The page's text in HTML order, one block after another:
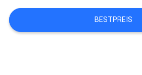
SITEMAP
BESTPREIS